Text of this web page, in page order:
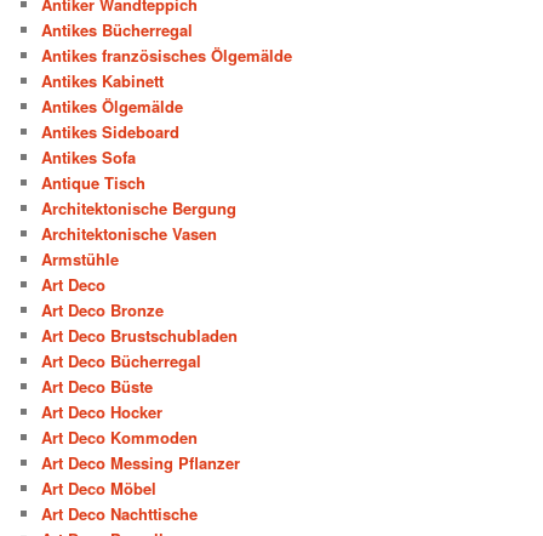
Antikes Bücherregal
Antikes französisches Ölgemälde
Antikes Kabinett
Antikes Ölgemälde
Antikes Sideboard
Antikes Sofa
Antique Tisch
Architektonische Bergung
Architektonische Vasen
Armstühle
Art Deco
Art Deco Bronze
Art Deco Brustschubladen
Art Deco Bücherregal
Art Deco Büste
Art Deco Hocker
Art Deco Kommoden
Art Deco Messing Pflanzer
Art Deco Möbel
Art Deco Nachttische